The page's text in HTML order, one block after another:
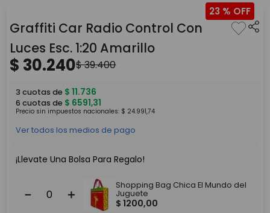
4.
monopatin
5. toy story
23 %
Graffiti Car Radio Control Con
Luces Esc. 1:20 Amarillo
$ 30.240$39.400
3 cuotas de $ 11.736
6 cuotas de $ 6591,31
Precio sin impuestos nacionales: $ 24.991,74
Ver todos los medios de pago
¡Llevate Una Bolsa Para Regalo!
＋
－
Shopping Bag Chica El Mundo del
Juguete
$ 1200,00